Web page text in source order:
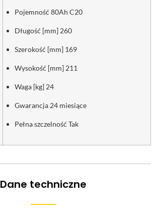
Pojemność 80Ah C20
Długość [mm] 260
Szerokość [mm] 169
Wysokość [mm] 211
Waga [kg] 24
Gwarancja 24 miesiące
Pełna szczelność Tak
Dane techniczne